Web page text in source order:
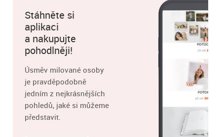
Stáhněte si
aplikaci
a nakupujte
pohodlněji!
Úsměv milované osoby
je pravděpodobně
jedním z nejkrásnějších
pohledů, jaké si můžeme
představit.